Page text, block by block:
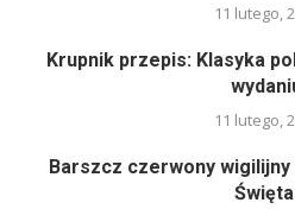
11 lutego,
Krupnik przepis: Klasyka
11 lutego,
Barszcz czerwony